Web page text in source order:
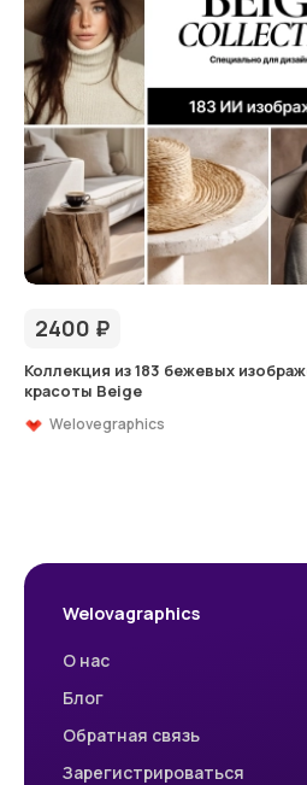
2400 ₽
Коллекция из 183 бежевых
красоты Beige
Welovegraphics
Welovagraphics
О нас
Блог
Обратная связь
Зарегистрироваться